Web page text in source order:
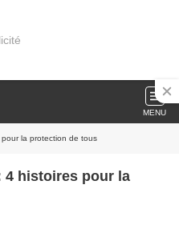
MENU
la protection de tous
4 histoires pour la